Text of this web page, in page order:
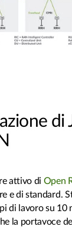
di
attivo di Open
e di standard.
di lavoro su 10
la portavoce